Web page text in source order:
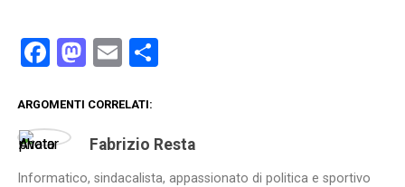
Facebook
Mastodon
EmailCondividi
ARGOMENTI CORRELATI:
Fabrizio Resta
Informatico, sindacalista, appassionato di politica e sportivo